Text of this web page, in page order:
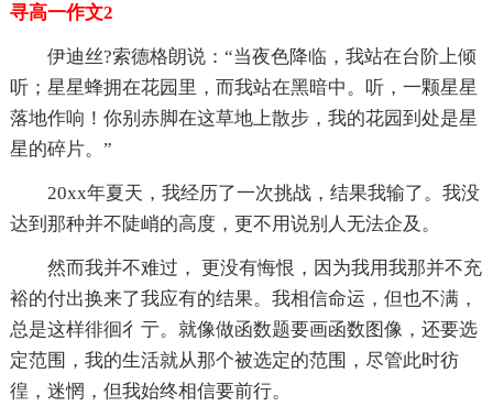
寻高一作文2
伊迪丝?索德格朗说：“当夜色降临，我站在台阶上倾
听；星星蜂拥在花园里，而我站在黑暗中。听，一颗星星
落地作响！你别赤脚在这草地上散步，我的花园到处是星
星的碎片。”
20xx年夏天，我经历了一次挑战，结果我输了。我没
达到那种并不陡峭的高度，更不用说别人无法企及。
然而我并不难过， 更没有悔恨，因为我用我那并不充
裕的付出换来了我应有的结果。我相信命运，但也不满，
总是这样徘徊彳亍。就像做函数题要画函数图像，还要选
定范围，我的生活就从那个被选定的范围，尽管此时彷
徨，迷惘，但我始终相信要前行。